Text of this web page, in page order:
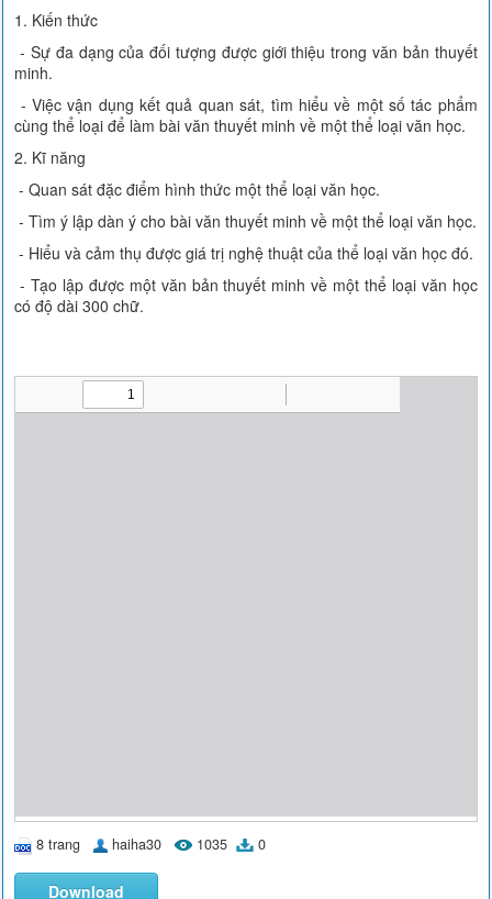
1. Kiến thức
- Sự đa dạng của đối tượng được giới thiệu trong văn bản thuyết
minh.
- Việc vận dụng kết quả quan sát, tìm hiểu về một số tác phẩm
cùng thể loại để làm bài văn thuyết minh về một thể loại văn học.
2. Kĩ năng
- Quan sát đặc điểm hình thức một thể loại văn học.
- Tìm ý lập dàn ý cho bài văn thuyết minh về một thể loại văn học.
- Hiểu và cảm thụ được giá trị nghệ thuật của thể loại văn học đó.
- Tạo lập được một văn bản thuyết minh về một thể loại văn học
có độ dài 300 chữ.
8 trang haiha30 1035 0
Download